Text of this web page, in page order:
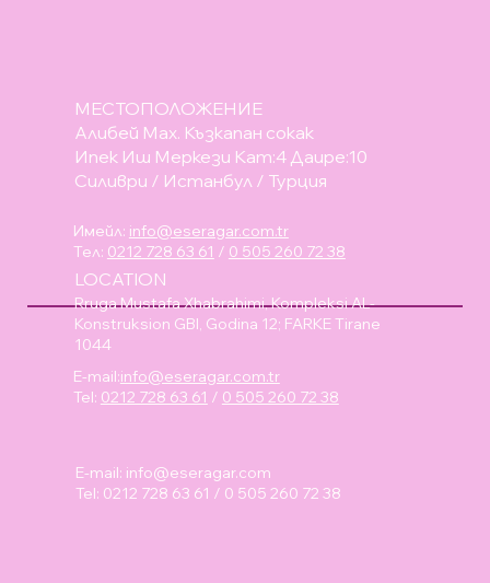
МЕСТОПОЛОЖЕНИЕ
Алибей Мах. Къзкапан сокак
Ипек Иш Меркези Кат:4 Даире:10
Силиври / Истанбул / Турция
Имейл: info@eseragar.com.tr
Тел: 0212 728 63 61 / 0 505 260 72 38
E-mail: info@eseragar.com
Tel: 0212 728 63 61 / 0 505 260 72 38
LOCATION
Rruga Mustafa Xhabrahimi, Kompleksi AL-
Konstruksion GBI, Godina 12; FARKE Tirane
1044
E-mail:info@eseragar.com.tr
Tel: 0212 728 63 61 / 0 505 260 72 38